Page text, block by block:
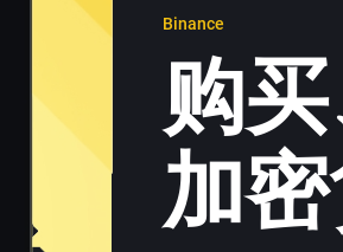
Binance
购
加